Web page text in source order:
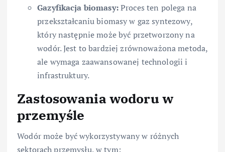
Gazyfikacja biomasy:Proces ten polega na
przekształcaniu biomasy w gaz syntezowy,
który następnie może być przetworzony na
wodór. Jest to bardziej zrównoważona metoda,
ale wymaga zaawansowanej technologii i
infrastruktury.
Zastosowania wodoru w
przemyśle
Wodór może być wykorzystywany w różnych
sektorach przemysłu, w tym: